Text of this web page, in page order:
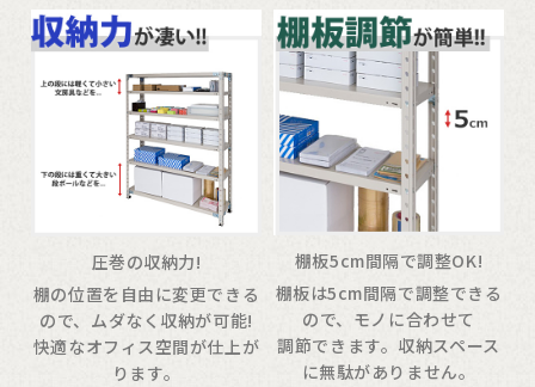
圧巻の収納力!
棚の位置を自由に変更できる
ので、ムダなく収納が可能!
快適なオフィス空間が仕上が
ります。
棚板5cm間隔で調整OK!
棚板は5cm間隔で調整できる
ので、モノに合わせて
調節できます。収納スペース
に無駄がありません。